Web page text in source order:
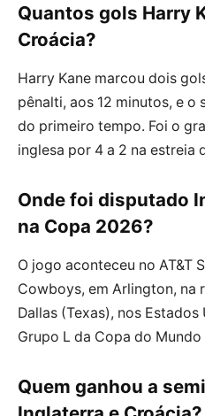
Quantos gols Harry
Croácia?
Harry Kane marcou dois
pênalti, aos 12 minutos, e o
do primeiro tempo. Foi o
inglesa por 4 a 2 na estreia
Onde foi disputado
na Copa 2026?
O jogo aconteceu no AT&T
Cowboys, em Arlington, na
Dallas (Texas), nos
Grupo L da Copa do
Quem ganhou a